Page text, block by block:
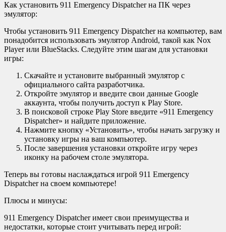
Как установить 911 Emergency Dispatcher на ПК через
эмулятор:
Чтобы установить 911 Emergency Dispatcher на компьютер, вам
понадобится использовать эмулятор Android, такой как Nox
Player или BlueStacks. Следуйте этим шагам для установки
игры:
Скачайте и установите выбранный эмулятор с
официального сайта разработчика.
Откройте эмулятор и введите свои данные Google
аккаунта, чтобы получить доступ к Play Store.
В поисковой строке Play Store введите «911 Emergency
Dispatcher» и найдите приложение.
Нажмите кнопку «Установить», чтобы начать загрузку и
установку игры на ваш компьютер.
После завершения установки откройте игру через
иконку на рабочем столе эмулятора.
Теперь вы готовы наслаждаться игрой 911 Emergency
Dispatcher на своем компьютере!
Плюсы и минусы:
911 Emergency Dispatcher имеет свои преимущества и
недостатки, которые стоит учитывать перед игрой: